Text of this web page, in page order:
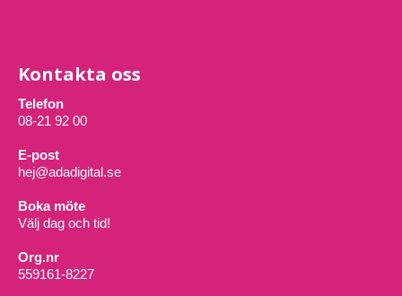
Kontakta oss
Telefon
08-21 92 00
E-post
hej@adadigital.se
Boka möte
Välj dag och tid!
Org.nr
559161-8227